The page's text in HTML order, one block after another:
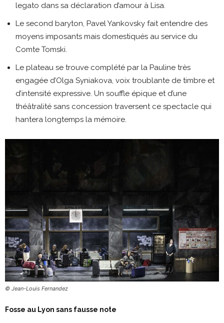
legato dans sa déclaration d’amour à Lisa.
Le second baryton, Pavel Yankovsky fait entendre des
moyens imposants mais domestiqués au service du
Comte Tomski.
Le plateau se trouve complété par la Pauline très
engagée d’Olga Syniakova, voix troublante de timbre et
d’intensité expressive. Un souffle épique et d’une
théâtralité sans concession traversent ce spectacle qui
hantera longtemps la mémoire.
© Jean-Louis Fernandez
Fosse au Lyon sans fausse note